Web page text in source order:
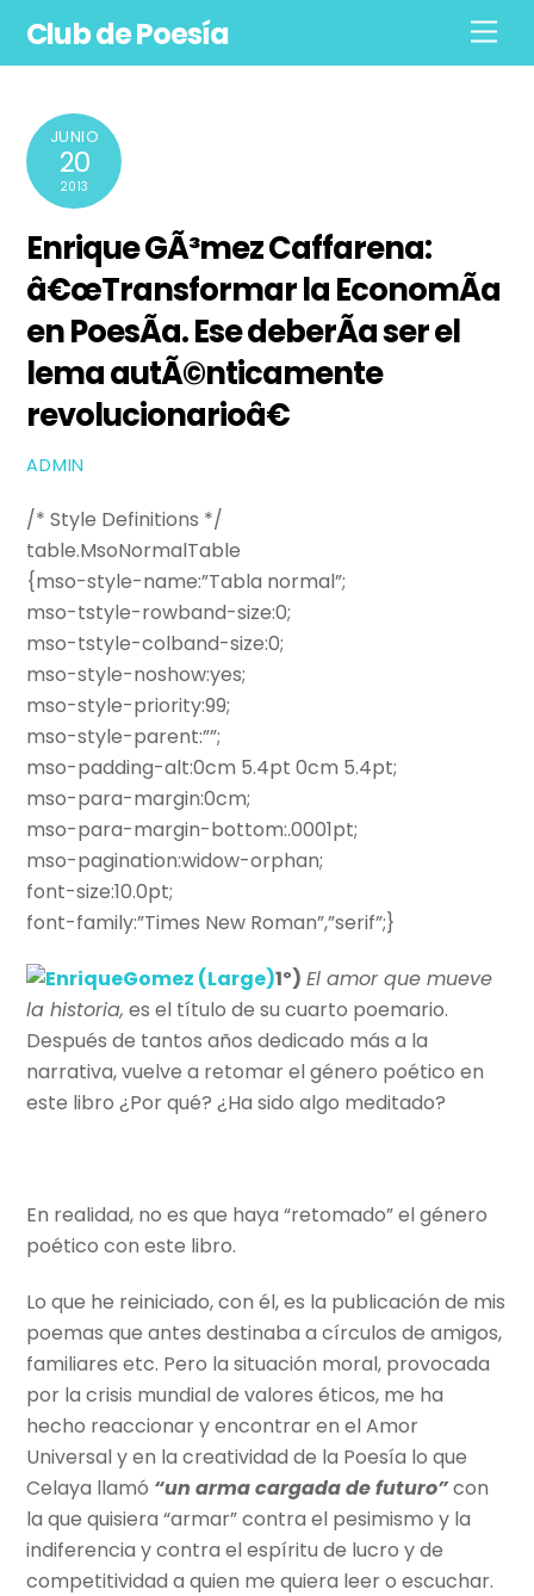
Club de Poesía
JUNIO
20
2013
Enrique GÃ³mez Caffarena:
â€œTransformar la EconomÃ­a
en PoesÃ­a. Ese deberÃ­a ser el
lema autÃ©nticamente
revolucionarioâ€
ADMIN
/* Style Definitions */
table.MsoNormalTable
{mso-style-name:”Tabla normal”;
mso-tstyle-rowband-size:0;
mso-tstyle-colband-size:0;
mso-style-noshow:yes;
mso-style-priority:99;
mso-style-parent:””;
mso-padding-alt:0cm 5.4pt 0cm 5.4pt;
mso-para-margin:0cm;
mso-para-margin-bottom:.0001pt;
mso-pagination:widow-orphan;
font-size:10.0pt;
font-family:”Times New Roman”,”serif”;}
1º) El amor que mueve
la historia, es el título de su cuarto poemario.
Después de tantos años dedicado más a la
narrativa, vuelve a retomar el género poético en
este libro ¿Por qué? ¿Ha sido algo meditado?
En realidad, no es que haya “retomado” el género
poético con este libro.
Lo que he reiniciado, con él, es la publicación de mis
poemas que antes destinaba a círculos de amigos,
familiares etc. Pero la situación moral, provocada
por la crisis mundial de valores éticos, me ha
hecho reaccionar y encontrar en el Amor
Universal y en la creatividad de la Poesía lo que
Celaya llamó “un arma cargada de futuro”con
la que quisiera “armar” contra el pesimismo y la
indiferencia y contra el espíritu de lucro y de
competitividad a quien me quiera leer o escuchar.